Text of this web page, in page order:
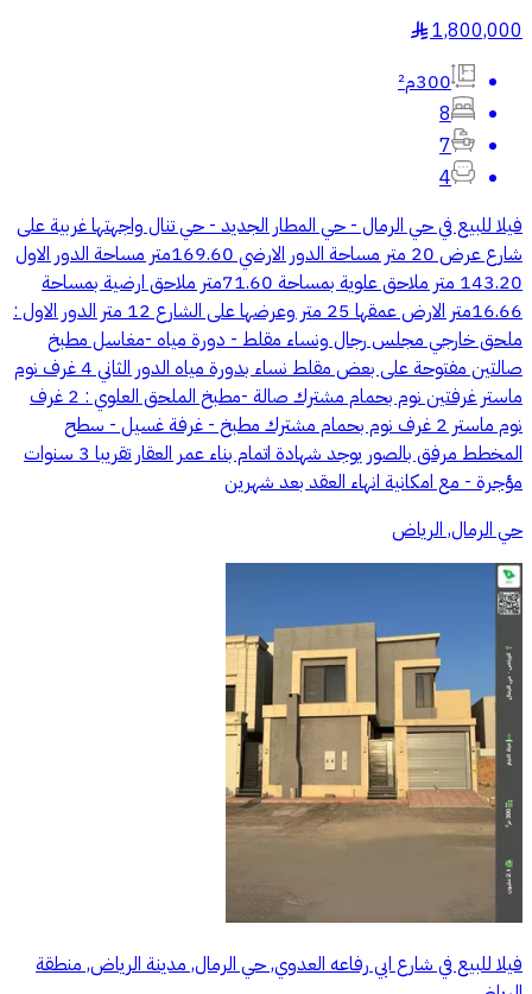
1,800,000
§
300م²
8
7
4
فيلا للبيع في حي الرمال - حي المطار الجديد - حي تنال واجهتها غربية على
شارع عرض 20 متر مساحة الدور الارضي 169.60متر مساحة الدور الاول
143.20 متر ملاحق علوية بمساحة 71.60متر ملاحق ارضية بمساحة
16.66متر الارض عمقها 25 متر وعرضها على الشارع 12 متر الدور الاول :
ملحق خارجي مجلس رجال ونساء مقلط - دورة مياه -مغاسل مطبخ
صالتين مفتوحة على بعض مقلط نساء بدورة مياه الدور الثاني 4 غرف نوم
ماستر غرفتين نوم بحمام مشترك صالة -مطبخ الملحق العلوي : 2 غرف
نوم ماستر 2 غرف نوم بحمام مشترك مطبخ - غرفة غسيل - سطح
المخطط مرفق بالصور يوجد شهادة اتمام بناء عمر العقار تقريبا 3 سنوات
مؤجرة - مع امكانية انهاء العقد بعد شهرين
حي الرمال, الرياض
فيلا للبيع في شارع ابي رفاعه العدوي, حي الرمال, مدينة الرياض, منطقة